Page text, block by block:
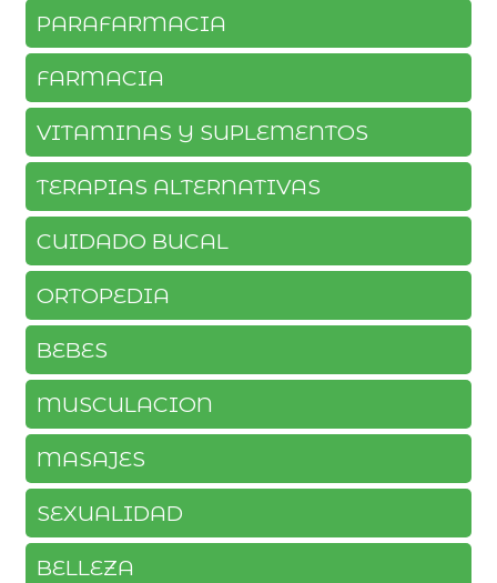
PARAFARMACIA
FARMACIA
VITAMINAS Y SUPLEMENTOS
TERAPIAS ALTERNATIVAS
CUIDADO BUCAL
ORTOPEDIA
BEBES
MUSCULACION
MASAJES
SEXUALIDAD
BELLEZA